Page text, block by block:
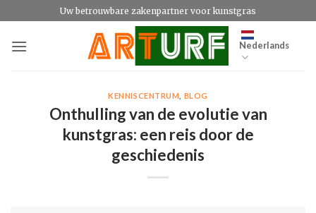
naar
inhoud
Uw betrouwbare zakenpartner voor kunstgras
Nederlands
KENNISCENTRUM BLOG
Onthulling van de evolutie van
kunstgras: een reis door de
geschiedenis